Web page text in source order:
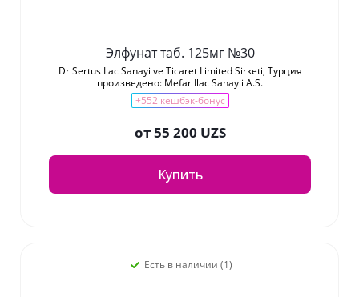
Элфунат таб. 125мг №30
Dr Sertus Ilac Sanayi ve Ticaret Limited Sirketi, Турция
произведено: Mefar Ilac Sanayii A.S.
+552 кешбэк-бонус
от55 200 UZS
Купить
Есть в наличии (1)